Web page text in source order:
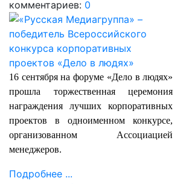
комментариев: 0
16 сентября на форуме «Дело в людях»
прошла торжественная церемония
награждения лучших корпоративных
проектов в одноименном конкурсе,
организованном Ассоциацией
менеджеров.
Подробнее ...